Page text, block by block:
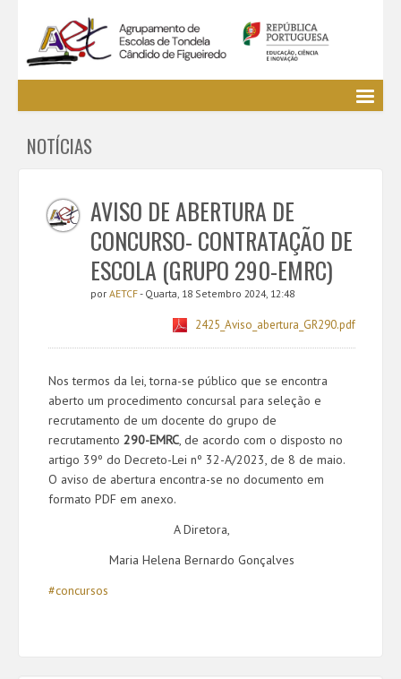
EE / Alunos
Cursos Profissionais
Bibliotecas
Media AETCF
Legislação
NOTÍCIAS
AVISO DE ABERTURA DE
CONCURSO- CONTRATAÇÃO DE
ESCOLA (GRUPO 290-EMRC)
por AETCF- Quarta, 18 Setembro 2024, 12:48
2425_Aviso_abertura_GR290.pdf
Nos termos da lei, torna-se público que se encontra
aberto um procedimento concursal para seleção e
recrutamento de um docente do grupo de
recrutamento 290-EMRC, de acordo com o disposto no
artigo 39º do Decreto-Lei nº 32-A/2023, de 8 de maio.
O aviso de abertura encontra-se no documento em
formato PDF em anexo.
A Diretora,
Maria Helena Bernardo Gonçalves
#concursos